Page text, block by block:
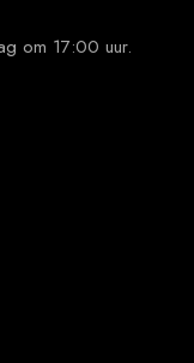
om 17:00 uur.